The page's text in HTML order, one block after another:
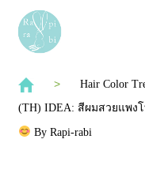
Hair Color
(TH) IDEA: สีผมสวยแพง
By Rapi-rabi